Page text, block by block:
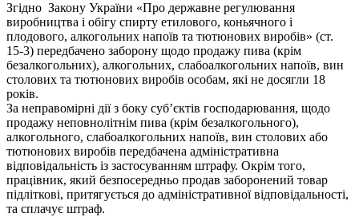
Згідно Закону України «Про державне регулювання
виробництва і обігу спирту етилового, коньячного і
плодового, алкогольних напоїв та тютюнових виробів» (ст.
15-3) передбачено заборону щодо продажу пива (крім
безалкогольних), алкогольних, слабоалкогольних напоїв, вин
столових та тютюнових виробів особам, які не досягли 18
років.
За неправомірні дії з боку суб’єктів господарювання, щодо
продажу неповнолітнім пива (крім безалкогольного),
алкогольного, слабоалкогольних напоїв, вин столових або
тютюнових виробів передбачена адміністративна
відповідальність із застосуванням штрафу. Окрім того,
працівник, який безпосередньо продав заборонений товар
підліткові, притягується до адміністративної відповідальності,
та сплачує штраф.